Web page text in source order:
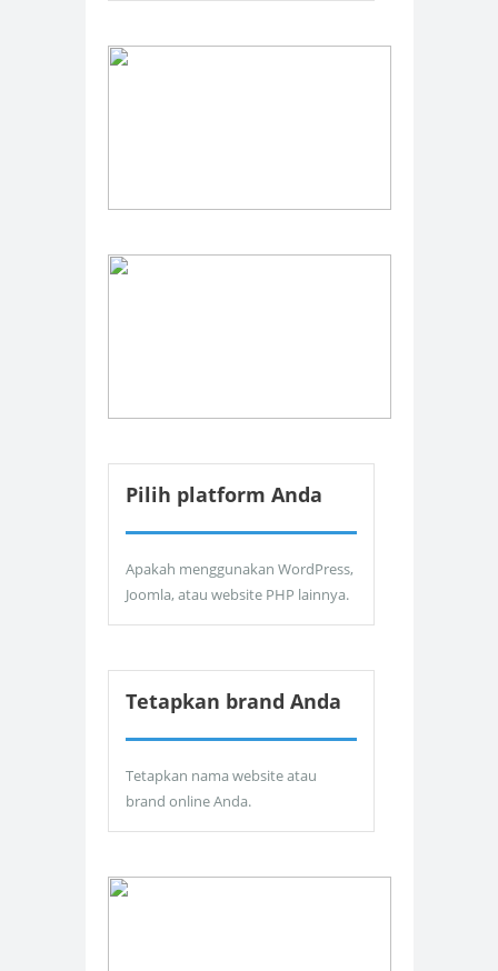
Pilih platform Anda
Apakah menggunakan WordPress,
Joomla, atau website PHP lainnya.
Tetapkan brand Anda
Tetapkan nama website atau
brand online Anda.